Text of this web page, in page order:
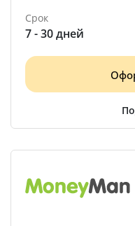
Срок
7 - 30 дней